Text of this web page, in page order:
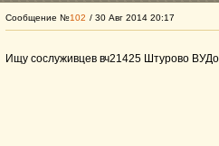
Сообщение №102 / 30 Авг 2014 20:17
Ищу сослуживцев вч21425 Штурово